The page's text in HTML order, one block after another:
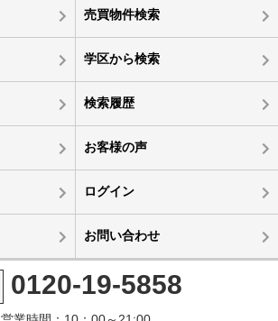
売買物件検索
学区から検索
検索履歴
お客様の声
ログイン
お問い合わせ
0120-19-5858